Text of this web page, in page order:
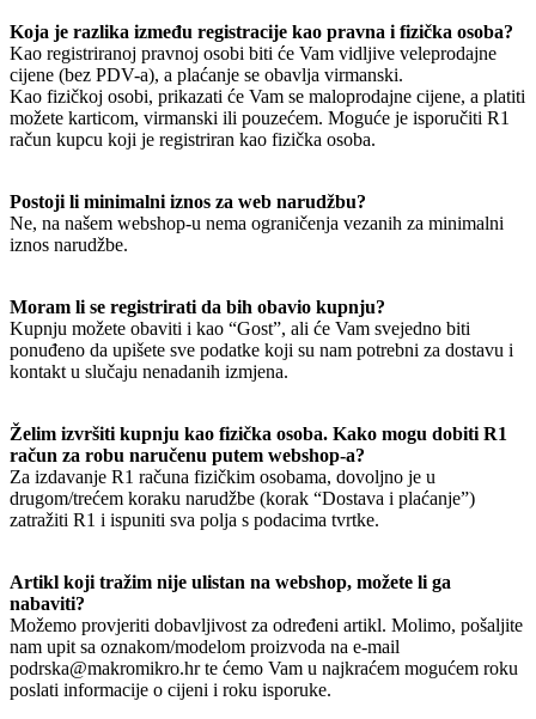
Koja je razlika između registracije kao pravna i fizička osoba?
Kao registriranoj pravnoj osobi biti će Vam vidljive veleprodajne
cijene (bez PDV-a), a plaćanje se obavlja virmanski.
Kao fizičkoj osobi, prikazati će Vam se maloprodajne cijene, a platiti
možete karticom, virmanski ili pouzećem. Moguće je isporučiti R1
račun kupcu koji je registriran kao fizička osoba.
Postoji li minimalni iznos za web narudžbu?
Ne, na našem webshop-u nema ograničenja vezanih za minimalni
iznos narudžbe.
Moram li se registrirati da bih obavio kupnju?
Kupnju možete obaviti i kao “Gost”, ali će Vam svejedno biti
ponuđeno da upišete sve podatke koji su nam potrebni za dostavu i
kontakt u slučaju nenadanih izmjena.
Želim izvršiti kupnju kao fizička osoba. Kako mogu dobiti R1
račun za robu naručenu putem webshop-a?
Za izdavanje R1 računa fizičkim osobama, dovoljno je u
drugom/trećem koraku narudžbe (korak “Dostava i plaćanje”)
zatražiti R1 i ispuniti sva polja s podacima tvrtke.
Artikl koji tražim nije ulistan na webshop, možete li ga
nabaviti?
Možemo provjeriti dobavljivost za određeni artikl. Molimo, pošaljite
nam upit sa oznakom/modelom proizvoda na e-mail
podrska@makromikro.hr te ćemo Vam u najkraćem mogućem roku
poslati informacije o cijeni i roku isporuke.